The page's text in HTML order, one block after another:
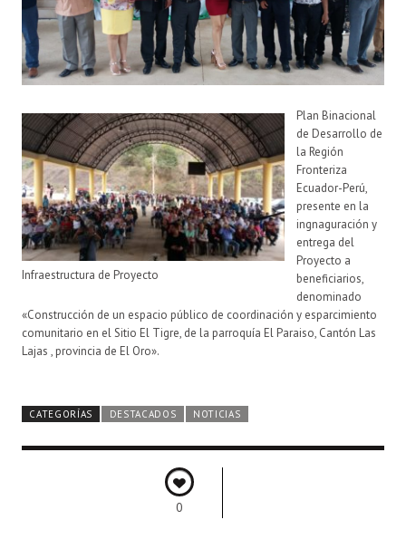
Infraestructura de Proyecto
Plan Binacional
de Desarrollo de
la Región
Fronteriza
Ecuador-Perú,
presente en la
ingnaguración y
entrega del
Proyecto a
beneficiarios,
denominado
«Construcción de un espacio público de coordinación y esparcimiento
comunitario en el Sitio El Tigre, de la parroquía El Paraiso, Cantón Las
Lajas , provincia de El Oro».
CATEGORÍAS DESTACADOS NOTICIAS
0